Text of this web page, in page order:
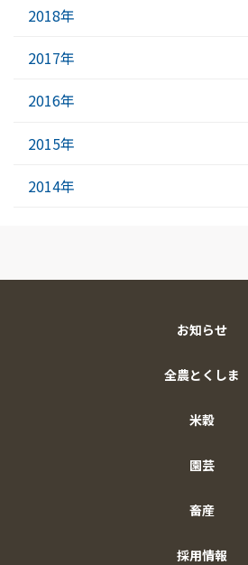
2018年
2017年
2016年
2015年
2014年
お知らせ
全農とくしま
米穀
園芸
畜産
採用情報